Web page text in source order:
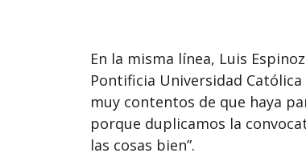
En la misma línea, Luis
Pontificia Universidad
muy contentos de que haya
porque duplicamos la
las cosas bien”.